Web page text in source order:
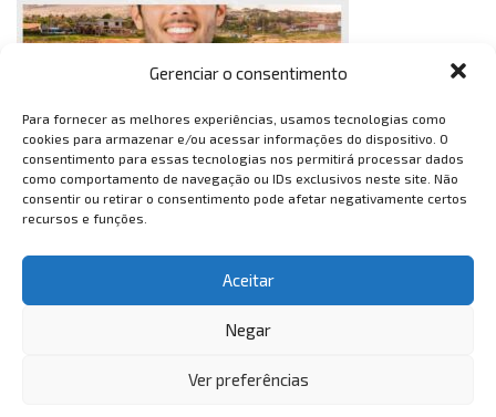
Gerenciar o consentimento
Para fornecer as melhores experiências, usamos tecnologias como
cookies para armazenar e/ou acessar informações do dispositivo. O
consentimento para essas tecnologias nos permitirá processar dados
como comportamento de navegação ou IDs exclusivos neste site. Não
consentir ou retirar o consentimento pode afetar negativamente certos
recursos e funções.
Aceitar
Negar
Ver preferências